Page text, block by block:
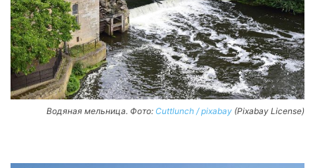
Водяная мельница. Фото: Cuttlunch / pixabay (Pixabay License)